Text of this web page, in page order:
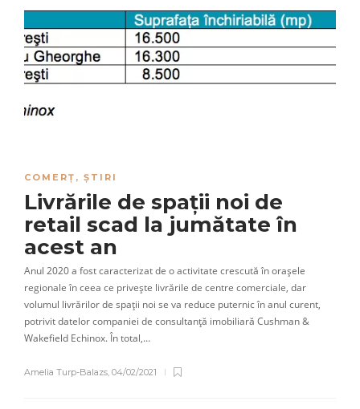
COMERȚ , ȘTIRI
Livrările de spații noi de
retail scad la jumătate în
acest an
Anul 2020 a fost caracterizat de o activitate crescută în orașele
regionale în ceea ce privește livrările de centre comerciale, dar
volumul livrărilor de spații noi se va reduce puternic în anul curent,
potrivit datelor companiei de consultanță imobiliară Cushman &
Wakefield Echinox. În total,…
Amelia Turp-Balazs, 04/02/2021